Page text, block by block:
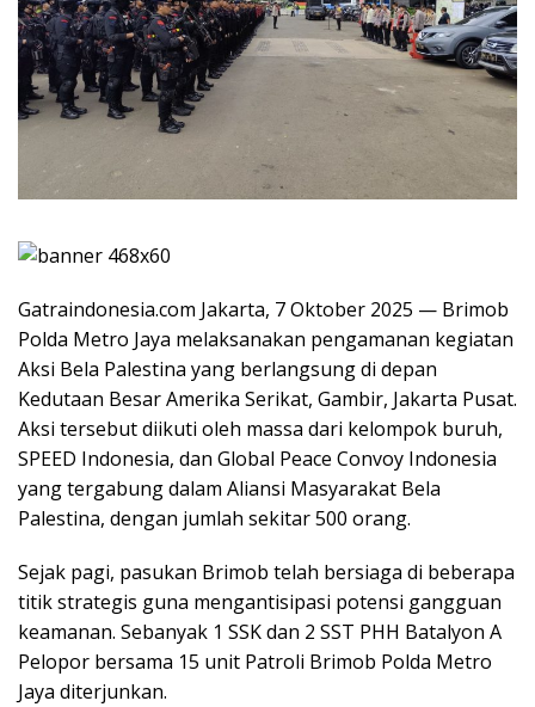
Gatraindonesia.com Jakarta, 7 Oktober 2025 — Brimob
Polda Metro Jaya melaksanakan pengamanan kegiatan
Aksi Bela Palestina yang berlangsung di depan
Kedutaan Besar Amerika Serikat, Gambir, Jakarta Pusat.
Aksi tersebut diikuti oleh massa dari kelompok buruh,
SPEED Indonesia, dan Global Peace Convoy Indonesia
yang tergabung dalam Aliansi Masyarakat Bela
Palestina, dengan jumlah sekitar 500 orang.
Sejak pagi, pasukan Brimob telah bersiaga di beberapa
titik strategis guna mengantisipasi potensi gangguan
keamanan. Sebanyak 1 SSK dan 2 SST PHH Batalyon A
Pelopor bersama 15 unit Patroli Brimob Polda Metro
Jaya diterjunkan.